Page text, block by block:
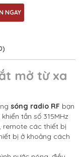
NGAY
mở từ xa
sóng radio RF bạn
tần số 315MHz
remote các thiết bị
bị ở khoảng cách